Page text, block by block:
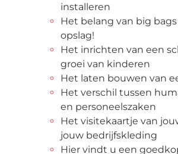
installeren
Het belang van big
opslag!
Het inrichten van een
groei van kinderen
Het laten bouwen van
Het verschil tussen
en personeelszaken
Het visitekaartje van
jouw bedrijfskleding
Hier vindt u een